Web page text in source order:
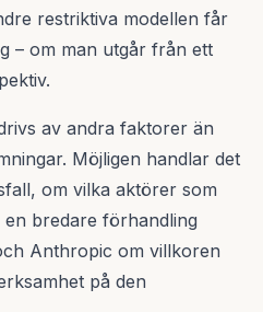
restriktiva modellen får
– om man utgår från ett
av andra faktorer än
Möjligen handlar det
om vilka aktörer som
bredare förhandling
Anthropic om villkoren
på den